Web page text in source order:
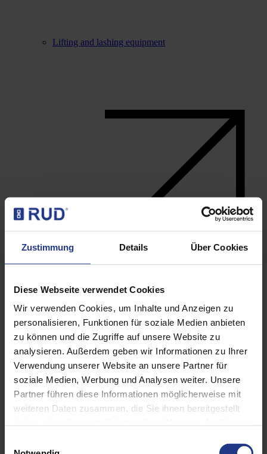
Zustimmung Details Über Cookies
Diese Webseite verwendet Cookies
Wir verwenden Cookies, um Inhalte und Anzeigen zu
personalisieren, Funktionen für soziale Medien anbieten
zu können und die Zugriffe auf unsere Website zu
analysieren. Außerdem geben wir Informationen zu Ihrer
Verwendung unserer Website an unsere Partner für
soziale Medien, Werbung und Analysen weiter. Unsere
Partner führen diese Informationen möglicherweise mit
weiteren Daten zusammen, die Sie ihnen bereitgestellt
unserer Datenschutzerklärung.
Lifting and lashing equipment
Lifting points